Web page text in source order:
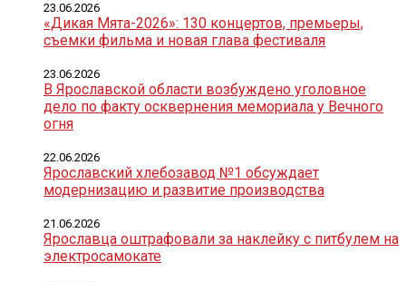
«Дикая Мята-2026»: 130 концертов, премьеры,
съемки фильма и новая глава фестиваля
23.06.2026
В Ярославской области возбуждено уголовное
дело по факту осквернения мемориала у Вечного
огня
23.06.2026
Ярославский хлебозавод №1 обсуждает
модернизацию и развитие производства
22.06.2026
Ярославца оштрафовали за наклейку с питбулем на
электросамокате
21.06.2026